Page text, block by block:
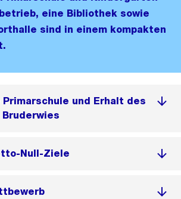
eine Bibliothek sowie
sind in einem kompakten
Primarschule und Erhalt des
Null-Ziele